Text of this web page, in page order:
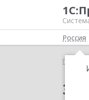
Россия
Главная